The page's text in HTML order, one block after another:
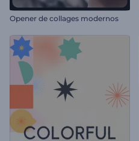
Opener de collages modernos